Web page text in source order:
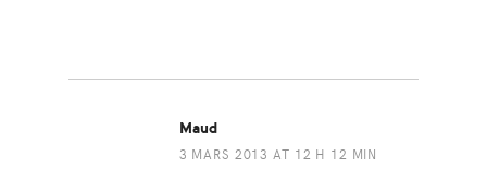
Maud
3 MARS 2013 AT 12 H 12 MIN